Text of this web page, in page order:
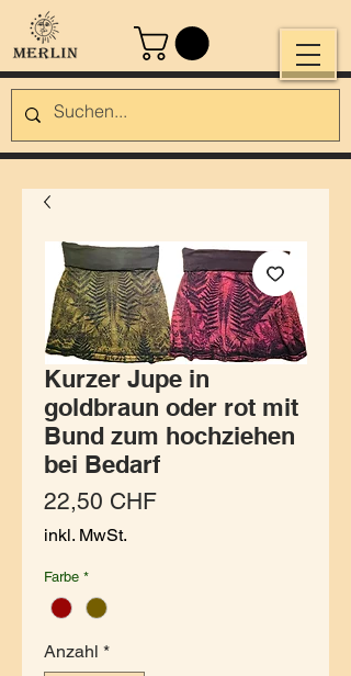
Kurzer Jupe in
goldbraun oder rot mit
Bund zum hochziehen
bei Bedarf
22,50 CHFPreis
inkl. MwSt.
Farbe *
Anzahl *